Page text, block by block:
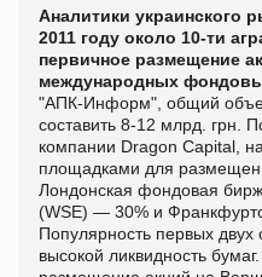
Аналитики украинского
2011 году около 10-ти
первичное размещение
международных
"АПК-Информ", общий
составить 8-12 млрд. грн.
компании Dragon Capital,
площадками для
Лондонская фондовая
(WSE) — 30% и
Популярность первых двух
высокой ликвидность